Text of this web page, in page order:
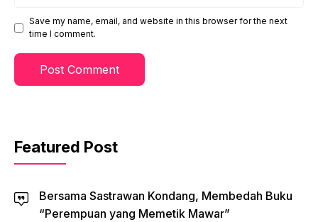
Save my name, email, and website in this browser for the next
time I comment.
Featured Post
Bersama Sastrawan Kondang, Membedah Buku
“Perempuan yang Memetik Mawar”